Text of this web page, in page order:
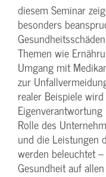
diesem Seminar
besonders
Themen wie
Umgang mit
zur
realer Beispiele
Rolle des
und die Leistungen
werden beleuchtet
Gesundheit auf